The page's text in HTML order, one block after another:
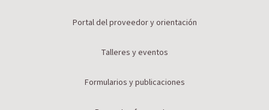
Portal del proveedor y orientación
Talleres y eventos
Formularios y publicaciones